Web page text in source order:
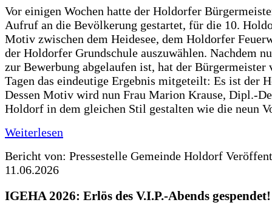
Vor einigen Wochen hatte der Holdorfer
Aufruf an die Bevölkerung gestartet, für die 10.
Motiv zwischen dem Heidesee, dem Holdorfer
der Holdorfer Grundschule auszuwählen. Nachdem
zur Bewerbung abgelaufen ist, hat der Bürgermeister
Tagen das eindeutige Ergebnis mitgeteilt: Es ist der
Dessen Motiv wird nun Frau Marion Krause, Dipl.-
Holdorf in dem gleichen Stil gestalten wie die neun
Weiterlesen
Bericht von: Pressestelle Gemeinde Holdorf
11.06.2026
IGEHA 2026: Erlös des V.I.P.-Abends gespendet!